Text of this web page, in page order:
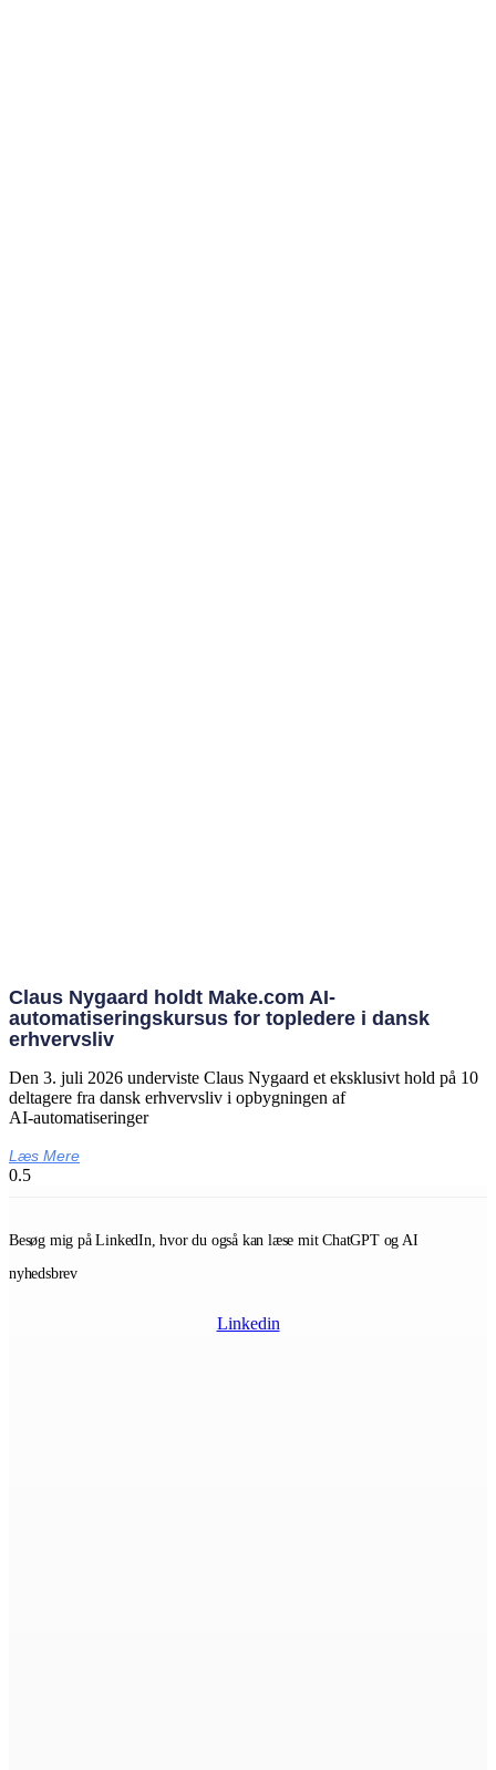
Claus Nygaard holdt Make.com AI-
automatiseringskursus for topledere i dansk
erhvervsliv
Den 3. juli 2026 underviste Claus Nygaard et eksklusivt hold på 10
deltagere fra dansk erhvervsliv i opbygningen af
AI‑automatiseringer
Læs Mere
Besøg mig på LinkedIn, hvor du også kan læse mit ChatGPT og AI
nyhedsbrev
Linkedin